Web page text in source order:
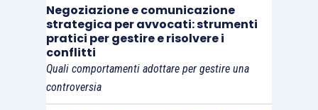
Negoziazione e comunicazione
strategica per avvocati: strumenti
pratici per gestire e risolvere i
conflitti
Quali comportamenti adottare per gestire una
controversia